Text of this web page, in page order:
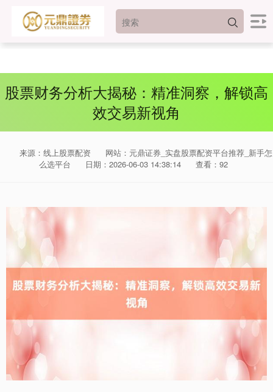
股票财务分析大揭秘：精准洞察，解锁高
效交易新视角
来源：线上股票配资
网站：元鼎证券_实盘股票配资平台推荐_新手怎
么选平台
日期：2026-06-03 14:38:14 查看：92